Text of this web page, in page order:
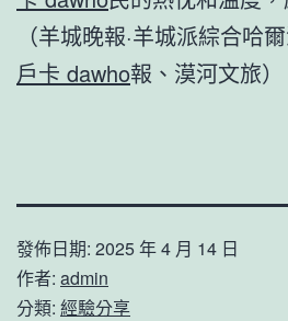
（羊城晚報·羊城派綜合哈
戶卡 dawho報、漠河文旅）
發佈日期: 2025 年 4 月 14 日
作者: admin
分類: 經驗分享